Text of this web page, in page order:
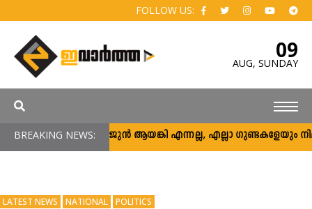
FOLLOW US:
09
AUG, SUNDAY
BREAKING NEWS:അര്‍ജുന്‍ ആയങ്കി എന്നല്ല, എല്ലാ ഗുണ്ടകളേയും
LATEST NEWS NATIONAL POLITICS